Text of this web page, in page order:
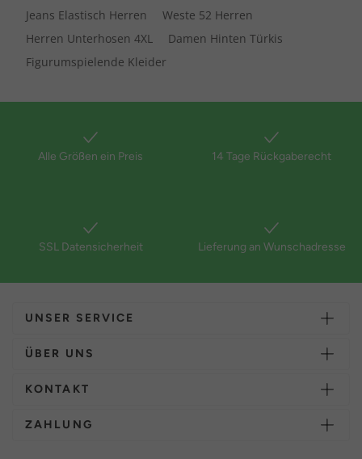
Jeans Elastisch Herren
Weste 52 Herren
Herren Unterhosen 4XL
Damen Hinten Türkis
Figurumspielende Kleider
Alle Größen ein Preis 14 Tage Rückgaberecht
SSL Datensicherheit Lieferung an Wunschadresse
UNSER SERVICE
ÜBER UNS
KONTAKT
ZAHLUNG